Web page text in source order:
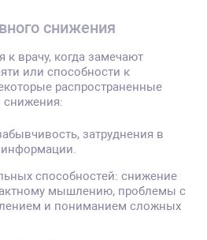
снижения
врачу, когда замечают
или способности к
распространенные
снижения:
затруднения в
способностей: снижение
мышлению, проблемы с
и пониманием сложных